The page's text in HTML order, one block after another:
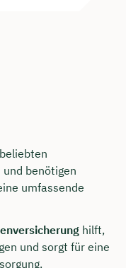
benötigen
umfassende
hilft,
und sorgt für eine